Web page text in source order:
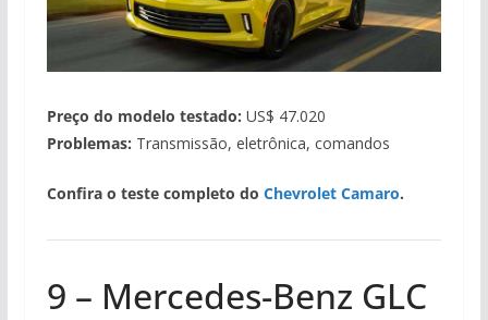
Preço do modelo testado: US$ 47.020
Problemas: Transmissão, eletrônica, comandos
Confira o teste completo do Chevrolet Camaro.
9 – Mercedes-Benz GLC